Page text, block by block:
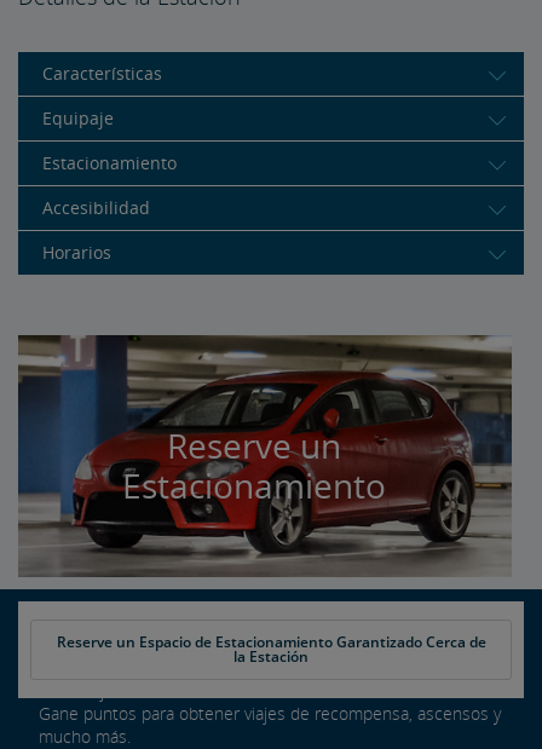
Características
Equipaje
Estacionamiento
Accesibilidad
Horarios
Reserve un
Estacionamiento
Reserve un Espacio de Estacionamiento Garantizado Cerca de
la Estación
Gane puntos para obtener viajes de recompensa, ascensos y
mucho más.